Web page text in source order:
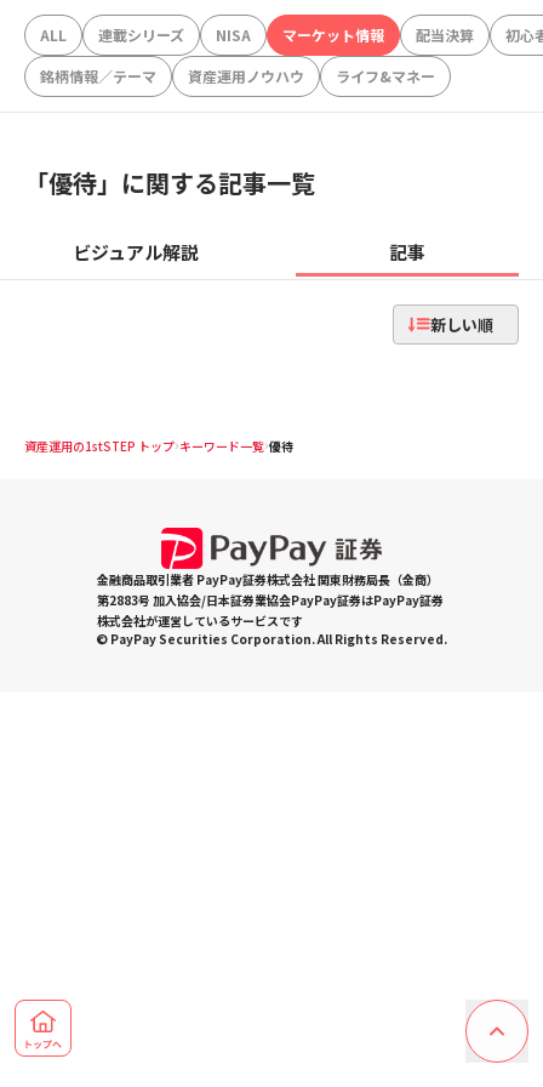
ALL 連載シリーズ NISA マーケット情報 配当決算
初心
銘柄情報／テーマ
資産運用ノウハウ ライフ&マネー
「優待」に関する記事一覧
ビジュアル解説 記事
新しい順
資産運用の1stSTEP トップ キーワード一覧 優待
金融商品取引業者 PayPay証券株式会社 関東財務局長（金商）
第2883号 加入協会/日本証券業協会PayPay証券はPayPay証券
株式会社が運営しているサービスです
© PayPay Securities Corporation. All Rights Reserved.